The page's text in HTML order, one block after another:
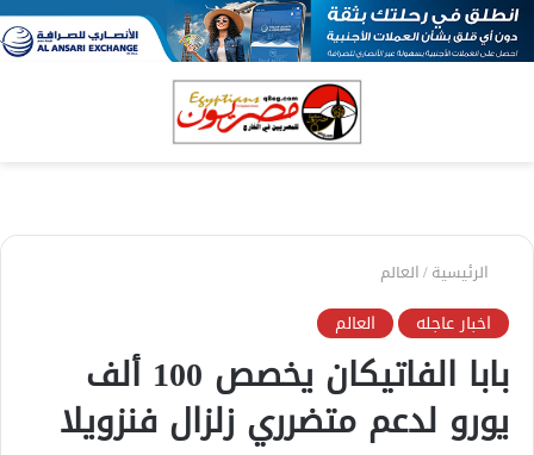
الرئيسية/العالم
اخبار عاجله العالم
بابا الفاتيكان يخصص 100 ألف
يورو لدعم متضرري زلزال فنزويلا